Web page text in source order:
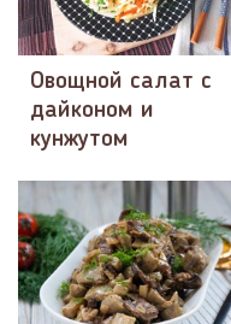
Овощной салат с
дайконом и
кунжутом